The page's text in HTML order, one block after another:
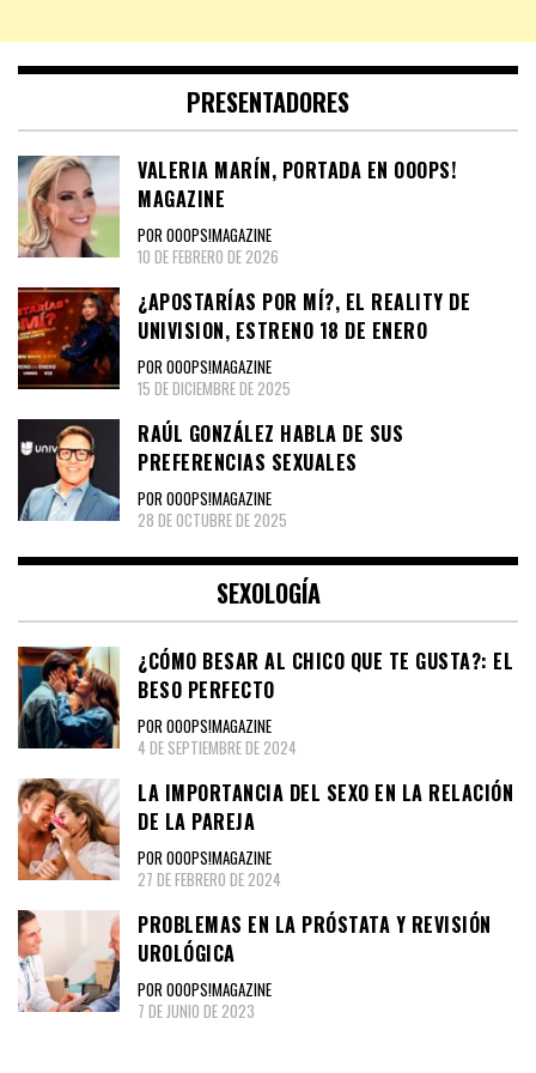
PRESENTADORES
VALERIA MARÍN, PORTADA EN OOOPS!
MAGAZINE
POR OOOPS!MAGAZINE
10 DE FEBRERO DE 2026
¿APOSTARÍAS POR MÍ?, EL REALITY DE
UNIVISION, ESTRENO 18 DE ENERO
POR OOOPS!MAGAZINE
15 DE DICIEMBRE DE 2025
RAÚL GONZÁLEZ HABLA DE SUS
PREFERENCIAS SEXUALES
POR OOOPS!MAGAZINE
28 DE OCTUBRE DE 2025
SEXOLOGÍA
¿CÓMO BESAR AL CHICO QUE TE GUSTA?: EL
BESO PERFECTO
POR OOOPS!MAGAZINE
4 DE SEPTIEMBRE DE 2024
LA IMPORTANCIA DEL SEXO EN LA RELACIÓN
DE LA PAREJA
POR OOOPS!MAGAZINE
27 DE FEBRERO DE 2024
PROBLEMAS EN LA PRÓSTATA Y REVISIÓN
UROLÓGICA
POR OOOPS!MAGAZINE
7 DE JUNIO DE 2023